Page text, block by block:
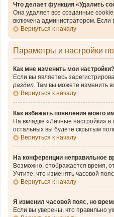
Что делает функция «Удалить
Она удаляет все созданные
включена администратором.
Вернуться к началу
Параметры и настройки
Как мне изменить мои настройки?
Если вы являетесь
раздел . Там вы можете изменить
Вернуться к началу
Как избежать появления моего
На вкладке «Личные настройки»
остальных вы будете скрытым
Вернуться к началу
На конференции неправильное
Возможно, отображается время,
Учтите, что изменять часовой
Вернуться к началу
Я изменил часовой пояс, но
Если вы уверены, что правильно